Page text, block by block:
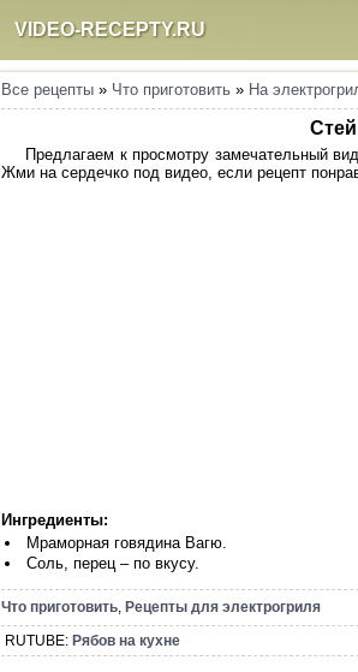
VIDEO-RECEPTY.RU
Все рецепты » Что приготовить » На
Предлагаем к просмотру замечательный
Жми на сердечко под видео, если рецепт
Ингредиенты:
Мраморная говядина Вагю.
Соль, перец – по вкусу.
Что приготовить, Рецепты для электрогриля
RUTUBE: Рябов на кухне